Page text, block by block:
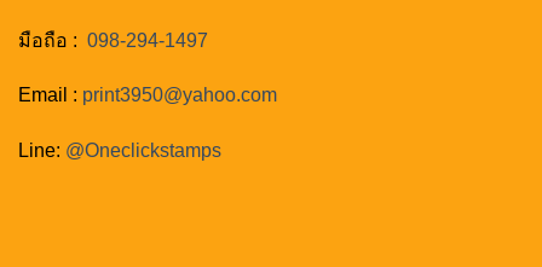
มือถือ : 098-294-1497
Email : print3950@yahoo.com
Line: @‌Oneclickstamps